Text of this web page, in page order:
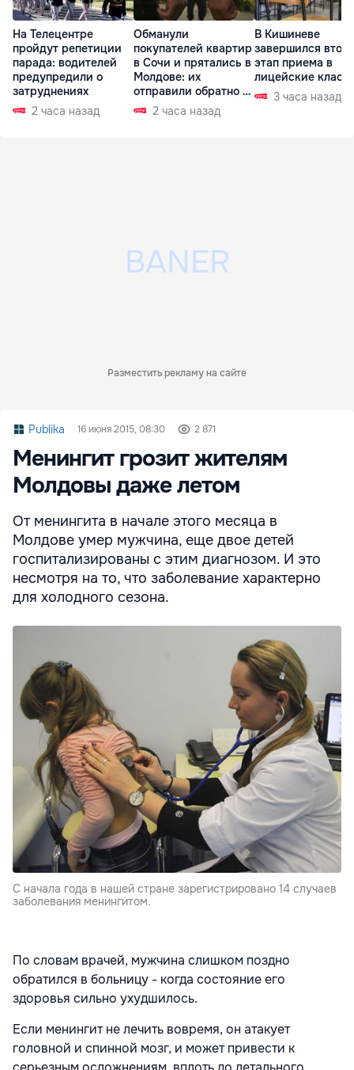
На Телецентре
пройдут репетиции
парада: водителей
предупредили о
затруднениях
2 часа назад
Обманули
покупателей квартир
в Сочи и прятались в
Молдове: их
отправили обратно в
РФ 2 часа назад
В Кишиневе
завершился
этап приема в
лицейские
3 часа назад
Разместить рекламу на сайте
Publika 16 июня 2015, 08:30 2 871
Менингит грозит жителям
Молдовы даже летом
От менингита в начале этого месяца в
Молдове умер мужчина, еще двое детей
госпитализированы с этим диагнозом. И это
несмотря на то, что заболевание характерно
для холодного сезона.
С начала года в нашей стране зарегистрировано 14 случаев
заболевания менингитом.
По словам врачей, мужчина слишком поздно
обратился в больницу - когда состояние его
здоровья сильно ухудшилось.
Если менингит не лечить вовремя, он атакует
головной и спинной мозг, и может привести к